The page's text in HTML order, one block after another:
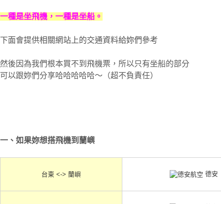
一種是坐飛機，一種是坐船。
下面會提供相關網站上的交通資料給妳們參考
然後因為我們根本買不到飛機票，所以只有坐船的部分
可以跟妳們分享哈哈哈哈哈～（超不負責任）
一、如果妳想搭飛機到蘭嶼
台東 <-> 蘭嶼 德安